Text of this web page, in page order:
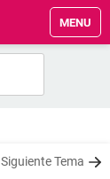
MENU
Siguiente Tema